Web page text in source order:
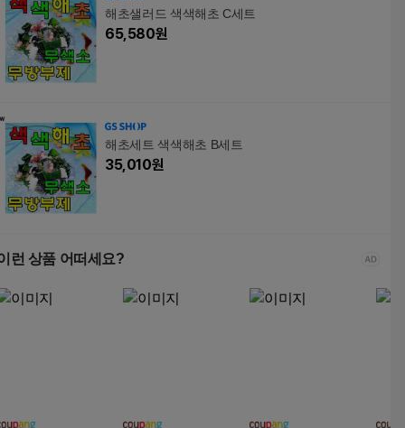
해초샐러드 색색해초 C세트
65,580원
해초세트 색색해초 B세트
35,010원
런 상품 어떠세요?